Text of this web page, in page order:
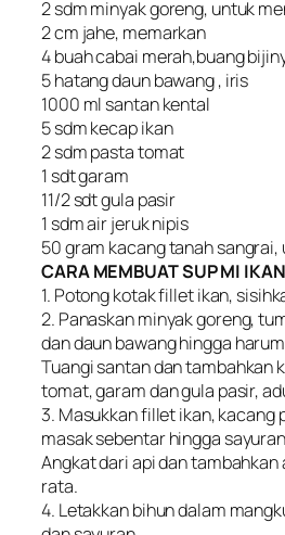
2 sdm minyak goreng, untuk
2 cm jahe, memarkan
4 buah cabai merah,buang
5 hatang daun bawang , iris
1000 ml santan kental
5 sdm kecap ikan
2 sdm pasta tomat
1 sdt garam
11/2 sdt gula pasir
1 sdm air jeruk nipis
50 gram kacang tanah
CARA MEMBUAT SUP MI
1. Potong kotak fillet ikan,
2. Panaskan minyak goreng,
dan daun bawang hingga
Tuangi santan dan tambahkan
tomat, garam dan gula pasir,
3. Masukkan fillet ikan, kacang
masak sebentar hingga
Angkat dari api dan tambahkan
rata.
4. Letakkan bihun dalam